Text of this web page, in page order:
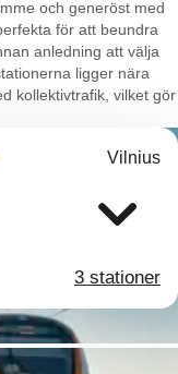
och generöst med
för att beundra
anledning att välja
ligger nära
kollektivtrafik, vilket gör
Vilnius
3 stationer